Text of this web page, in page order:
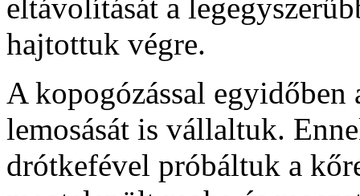
eltávolítását a
hajtottuk végre.
A kopogózással
lemosását is vállaltuk.
drótkefével próbáltuk a